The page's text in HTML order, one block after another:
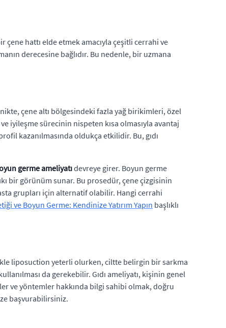
çene hattı elde etmek amacıyla çeşitli cerrahi ve
derecesine bağlıdır. Bu nedenle, bir uzmana
çene altı bölgesindeki fazla yağ birikimleri, özel
iyileşme sürecinin nispeten kısa olmasıyla avantaj
kazanılmasında oldukça etkilidir. Bu, gıdı
germe ameliyatıdevreye girer. Boyun germe
bir görünüm sunar. Bu prosedür, çene çizgisinin
grupları için alternatif olabilir. Hangi cerrahi
ve Boyun Germe: Kendinize Yatırım Yapın başlıklı
liposuction yeterli olurken, ciltte belirgin bir sarkma
da gerekebilir. Gıdı ameliyatı, kişinin genel
ve yöntemler hakkında bilgi sahibi olmak, doğru
başvurabilirsiniz.